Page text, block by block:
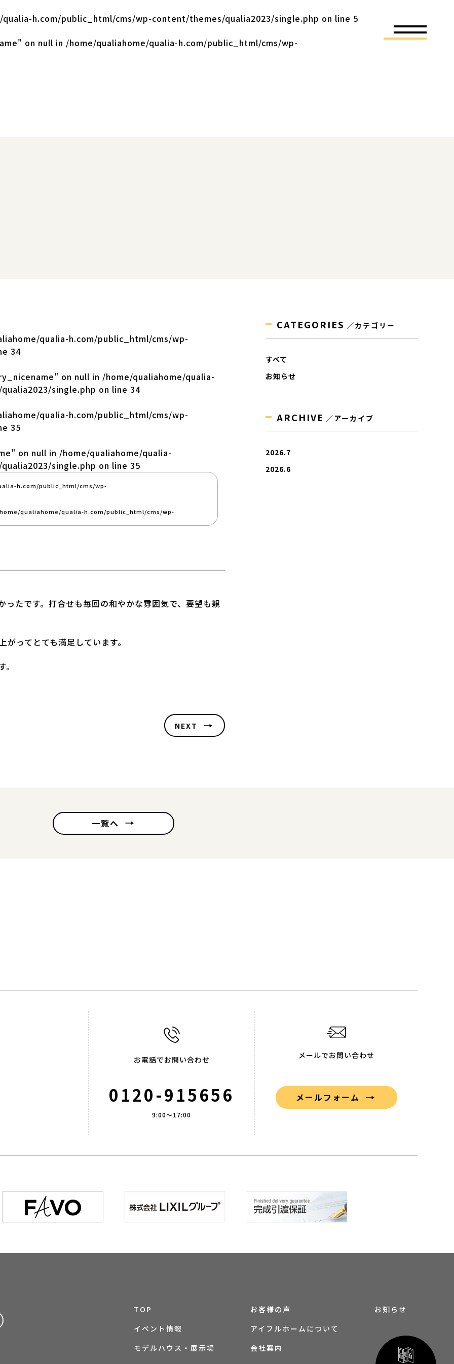
h.com/public_html/cms/wp-content/themes/qualia2023/single.php on line 5
on null in /home/qualiahome/qualia-h.com/public_html/cms/wp-
qualia-h.com/public_html/cms/wp-
34
on null in /home/qualiahome/qualia-
single.php on line 34
qualia-h.com/public_html/cms/wp-
35
on null in /home/qualiahome/qualia-
single.php on line 35
h.com/public_html/cms/wp-
qualiahome/qualia-h.com/public_html/cms/wp-
たです。打合せも毎回の和やかな雰囲気で、要望も親
ってとても満足しています。
NEXT
CATEGORIES ／カテゴリー
すべて
お知らせ
ARCHIVE ／アーカイブ
2026.7
2026.6
一覧へ
お電話でお問い合わせ
0120-915656
9:00～17:00
メールでお問い合わせ
メールフォーム
TOP
イベント情報
モデルハウス・展示場
お客様の声
アイフルホームについて
会社案内
お知らせ